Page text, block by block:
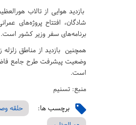
بازدید هوایی از تالاب
شادگان، افتتاح پروژه‌های
برنامه‌های سفر وزیر کشور است.
همچنین بازدید از مناطق زلزله
وضعیت پیشرفت طرح جامع
است.
منبع: تسنیم
برچسب ها: حلقه